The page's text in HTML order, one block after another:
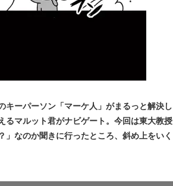
ーパーソン「マーケ人」がまるっと解決し
るマルット君がナビゲート。今回は東大教授
なのか聞きに行ったところ、斜め上をいく